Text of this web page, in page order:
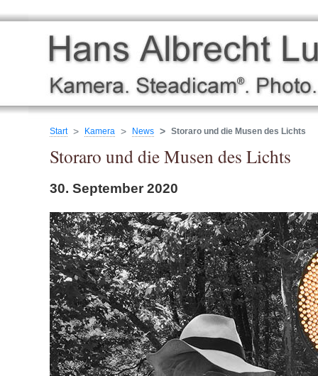
Start Kamera News Storaro und die Musen des Lichts
Storaro und die Musen des Lichts
30. September 2020